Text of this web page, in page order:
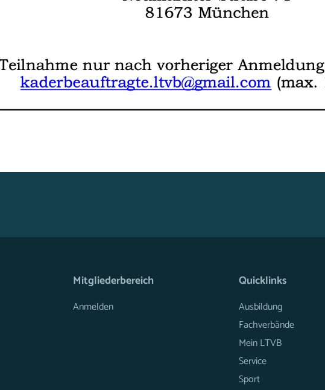
Mitgliederbereich
Anmelden
Quicklinks
Ausbildung
Fachverbände
Mein LTVB
Service
Sport